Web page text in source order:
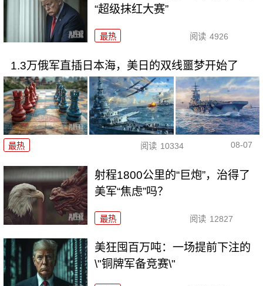
“超级抹红大赛”
最热 阅读 4926
1.3万俄军直插日本海，美日的双线噩梦开始了
最热 阅读 10334 08-07
射程1800公里的“巨炮”，治得了
美军“焦虑”吗？
最热 阅读 12827
美狂囤百万吨：一场提前下注的
\"铜牌军备竞赛\"